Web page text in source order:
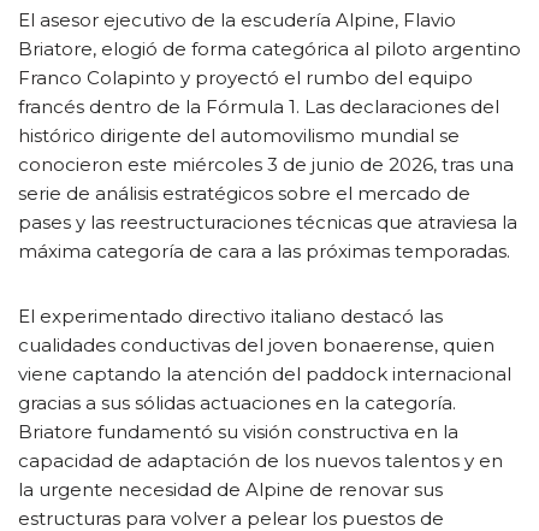
El asesor ejecutivo de la escudería Alpine, Flavio
Briatore, elogió de forma categórica al piloto argentino
Franco Colapinto y proyectó el rumbo del equipo
francés dentro de la Fórmula 1. Las declaraciones del
histórico dirigente del automovilismo mundial se
conocieron este miércoles 3 de junio de 2026, tras una
serie de análisis estratégicos sobre el mercado de
pases y las reestructuraciones técnicas que atraviesa la
máxima categoría de cara a las próximas temporadas.
El experimentado directivo italiano destacó las
cualidades conductivas del joven bonaerense, quien
viene captando la atención del paddock internacional
gracias a sus sólidas actuaciones en la categoría.
Briatore fundamentó su visión constructiva en la
capacidad de adaptación de los nuevos talentos y en
la urgente necesidad de Alpine de renovar sus
estructuras para volver a pelear los puestos de